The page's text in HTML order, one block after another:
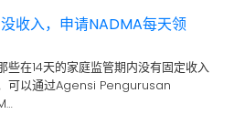
收入，申请NADMA每天领
些在14天的家庭监管期内没有固定收入
可以通过Agensi Pengurusan